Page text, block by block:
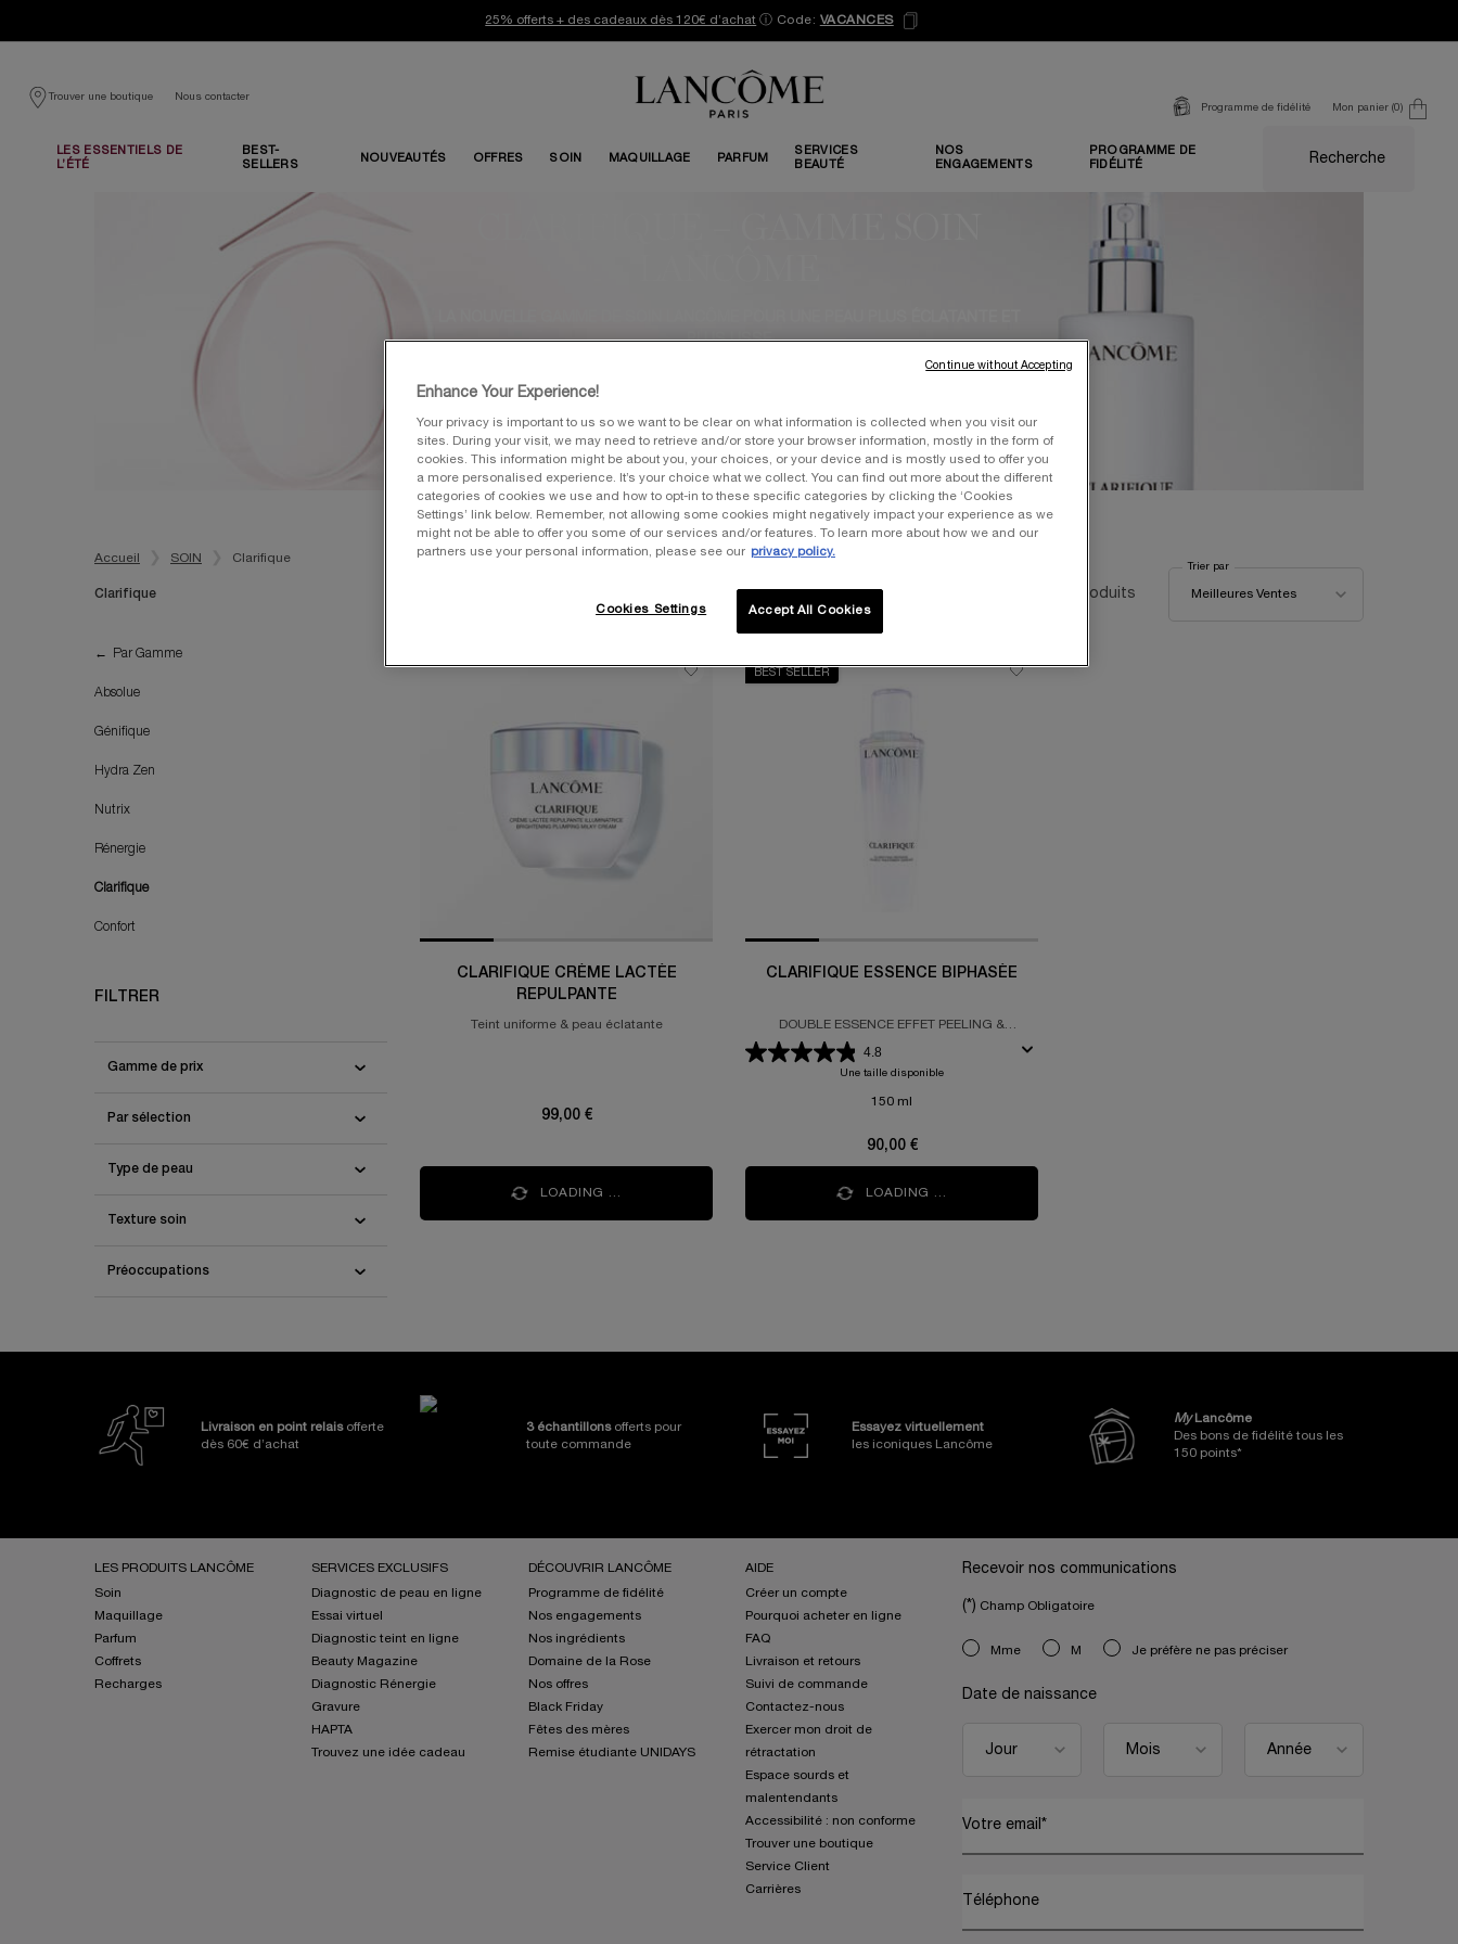
25% offerts + des cadeaux dès 120€ d’achat ⓘ Code: VACANCES
Trouver une boutique
Nous contacter
Programme de fidélité
Mon panier 0
0 produit
LES ESSENTIELS DE
L’ÉTÉ
BEST-
SELLERS
NOUVEAUTÉS OFFRES SOIN MAQUILLAGE PARFUM
SERVICES
BEAUTÉ
NOS
ENGAGEMENTS
PROGRAMME DE
FIDÉLITÉ
Recherche
PLUS LISSE
raffinée et une peau d'apparence plus lisse, avec un éclat visiblement amélioré.
LANCER LE DIAGNOSTIC SOIN
Accueil SOIN Clarifique
Clarifique 2 produits
Meilleures Ventes
Trier par
Par Gamme
Absolue
Génifique
Hydra Zen
Nutrix
Rénergie
Clarifique
Confort
FILTRER
Gamme de prix
Par sélection
Type de peau
Texture soin
Préoccupations
CLARIFIQUE CRÈME LACTÉE
REPULPANTE
Teint uniforme & peau éclatante
99,00 €
LOADING ...
BEST SELLER
CLARIFIQUE ESSENCE BIPHASÉE
DOUBLE ESSENCE EFFET PEELING &
ILLUMINATRICE
4.8
Une taille disponible
150 ml
90,00 €
LOADING ...
Nos Engagements et Avantages
Livraison en point relais offerte
dès 60€ d’achat
3 échantillons offerts pour
toute commande
Essayez virtuellement
les iconiques Lancôme
MyLancôme
Des bons de fidélité tous les
150 points*
LES PRODUITS LANCÔME
Soin
Maquillage
Parfum
Coffrets
Recharges
SERVICES EXCLUSIFS
Diagnostic de peau en ligne
Essai virtuel
Diagnostic teint en ligne ​
Beauty Magazine
Diagnostic Rénergie
Gravure
HAPTA
Trouvez une idée cadeau
DÉCOUVRIR LANCÔME
Programme de fidélité
Nos engagements
Nos ingrédients
Domaine de la Rose
Nos offres
Black Friday
Fêtes des mères
Remise étudiante UNIDAYS
AIDE
Créer un compte
Pourquoi acheter en ligne
FAQ
Livraison et retours
Suivi de commande
Contactez-nous
Exercer mon droit de
rétractation
Espace sourds et
malentendants
Accessibilité : non conforme
Trouver une boutique
Service Client
Carrières
Recevoir nos communications
(*) Champ Obligatoire
newslettersignup.title.legend
Mme M Je préfère ne pas préciser
Date de naissance
Votre email *
Téléphone
Enhance Your Experience!
Your privacy is important to us so we want to be clear on what information is collected when you visit our
sites. During your visit, we may need to retrieve and/or store your browser information, mostly in the form of
cookies. This information might be about you, your choices, or your device and is mostly used to offer you
a more personalised experience. It’s your choice what we collect. You can find out more about the different
categories of cookies we use and how to opt-in to these specific categories by clicking the ‘Cookies
Settings’ link below. Remember, not allowing some cookies might negatively impact your experience as we
might not be able to offer you some of our services and/or features. To learn more about how we and our
partners use your personal information, please see our privacy policy.
Cookies Settings Accept All Cookies
Continue without Accepting